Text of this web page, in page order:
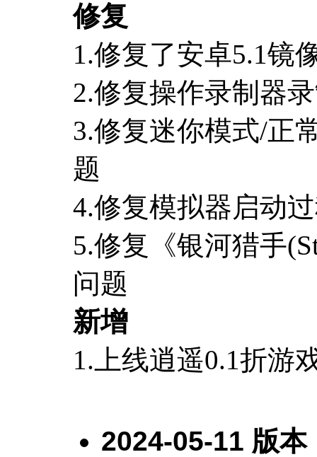
修复
1.修复了安卓5.1镜
2.修复操作录制器
3.修复迷你模式/正
题
4.修复模拟器启动
5.修复《银河猎手
问题
新增
1.上线逍遥0.1折游
2024-05-11 版本